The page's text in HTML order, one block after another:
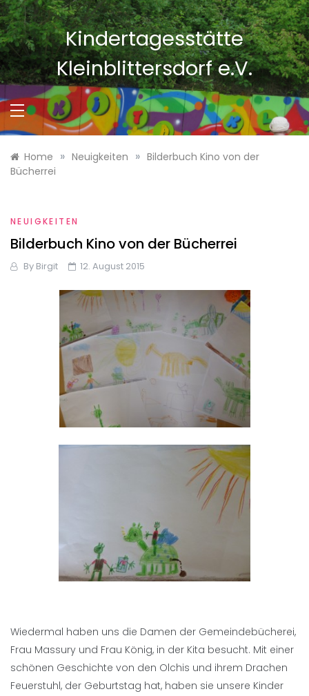
Skip
to
content
Kindertagesstätte
Kleinblittersdorf e.V.
Home » Neuigkeiten » Bilderbuch Kino von der
Bücherrei
NEUIGKEITEN
Bilderbuch Kino von der Bücherrei
By Birgit 12. August 2015
Wiedermal haben uns die Damen der Gemeindebücherei,
Frau Massury und Frau König, in der Kita besucht. Mit einer
schönen Geschichte von den Olchis und ihrem Drachen
Feuerstuhl, der Geburtstag hat, haben sie unsere Kinder